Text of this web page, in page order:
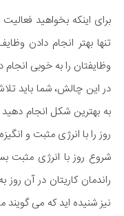
برای اینکه بخواهید
تنها بهتر انجام دادن
وظایفتان را به خوبی
در این چالش، شما باید
به بهترین شکل انجام
روز را با انرژی مثبت و
شروع روز با انرژی مثبت
راندمان کاریتان در آن روز
نیز شنیده اید که می گویند